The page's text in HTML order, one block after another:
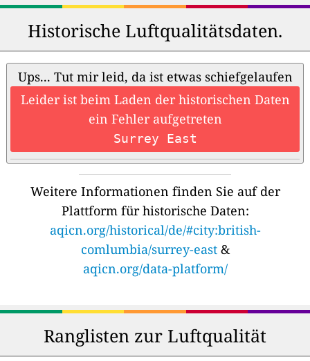
Historische Luftqualitätsdaten.
Ups... Tut mir leid, da ist etwas schiefgelaufen
Leider ist beim Laden der historischen Daten
ein Fehler aufgetreten
Surrey East
Weitere Informationen finden Sie auf der
Plattform für historische Daten:
aqicn.org/historical/de/#city:british-
comlumbia/surrey-east&
aqicn.org/data-platform/
Ranglisten zur Luftqualität